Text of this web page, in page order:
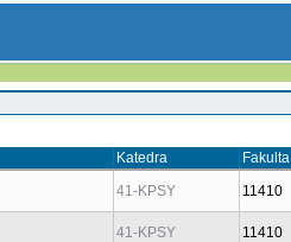
Katedra Fakulta
41-KPSY 11410
41-KPSY 11410